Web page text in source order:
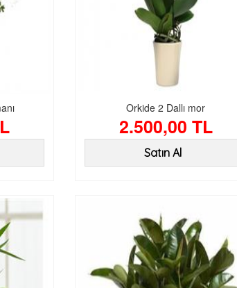
Orkide 2 Dallı mor
2.500,00 TL
Satın Al